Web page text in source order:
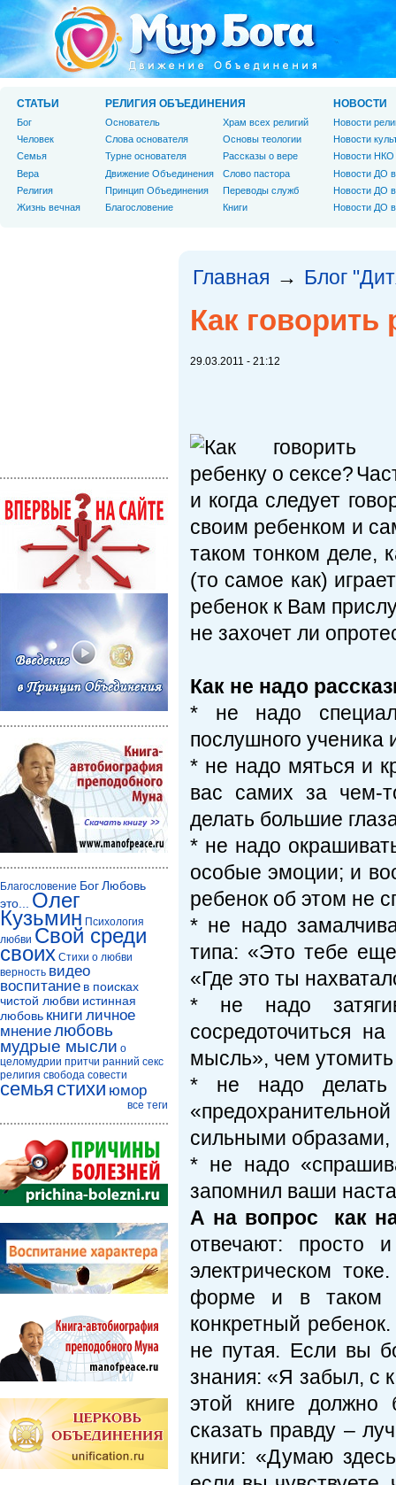
Главная → Блог
Как говорить
29.03.2011 - 21:12
и когда следует
своим ребенком и
таком тонком деле,
(то самое как)
ребенок к Вам
не захочет ли
Как не надо
* не надо
послушного ученика
* не надо мяться и
вас самих за чем-
делать большие
* не надо
особые эмоции; и
ребенок об этом не
* не надо
типа: «Это тебе
«Где это ты
* не надо
сосредоточиться
мысль», чем
* не надо делать
сильными образами,
* не надо
запомнил ваши
А на вопрос как
отвечают: просто
электрическом
форме и в таком
конкретный
не путая. Если вы
знания: «Я забыл, с
этой книге должно
сказать правду –
книги: «Думаю
СТАТЬИ
Бог
Человек
Cемья
Вера
Религия
Жизнь вечная
РЕЛИГИЯ ОБЪЕДИНЕНИЯ
Основатель
Слова основателя
Турне основателя
Движение Объединения
Принцип Объединения
Благословение
Храм всех религий
Основы теологии
Рассказы о вере
Слово пастора
Переводы служб
Книги
НОВОСТИ
Новости
Новости
Новости НКО
Новости ДО
Новости ДО
Новости ДО
Благословение БогЛюбовь
это...
Олег
Кузьмин Психология
любви Свой среди
своих Стихи о любви
верность видео
воспитание в поисках
чистой любви истинная
любовь книги личное
мнениелюбовь
мудрые мысли о
целомудрии притчи ранний секс
религия свобода совести
семья стихи юмор
все теги